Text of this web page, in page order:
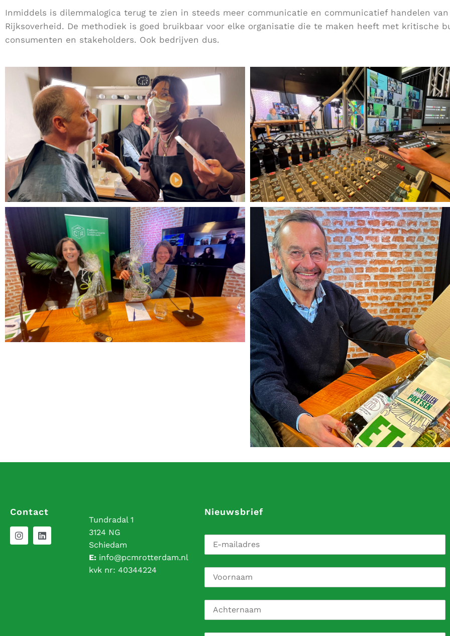
Inmiddels is dilemmalogica terug te zien in steeds meer communicatie en communicatief handelen
Rijksoverheid. De methodiek is goed bruikbaar voor elke organisatie die te maken heeft met kritische
consumenten en stakeholders. Ook bedrijven dus.
Contact
Tundradal 1
3124 NG
Schiedam
E: info@pcmrotterdam.nl
kvk nr: 40344224
Nieuwsbrief